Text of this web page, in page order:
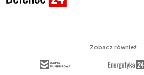
Zobacz również